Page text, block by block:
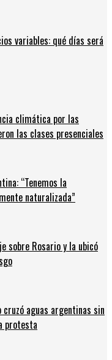
variables: qué días será
climática por las
las clases presenciales
“Tenemos la
naturalizada”
sobre Rosario y la ubicó
aguas argentinas sin
protesta